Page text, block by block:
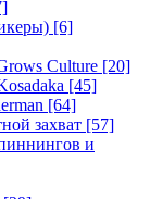
[6]
Culture [20]
[45]
[64]
захват [57]
и